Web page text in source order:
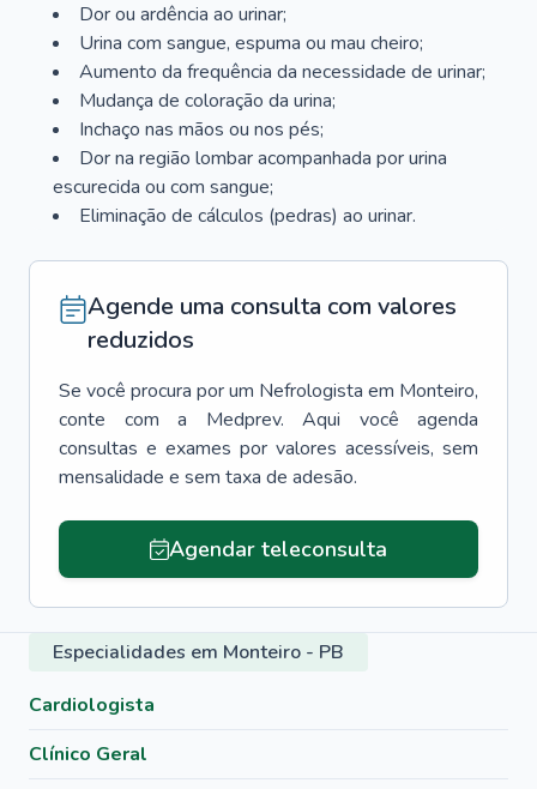
Dor ou ardência ao urinar;
Urina com sangue, espuma ou mau cheiro;
Aumento da frequência da necessidade de urinar;
Mudança de coloração da urina;
Inchaço nas mãos ou nos pés;
Dor na região lombar acompanhada por urina
escurecida ou com sangue;
Eliminação de cálculos (pedras) ao urinar.
Agende uma consulta com valores
reduzidos
Se você procura por um Nefrologista em Monteiro,
conte com a Medprev. Aqui você agenda
consultas e exames por valores acessíveis, sem
mensalidade e sem taxa de adesão.
Agendar teleconsulta
Especialidades em Monteiro - PB
Cardiologista
Clínico Geral